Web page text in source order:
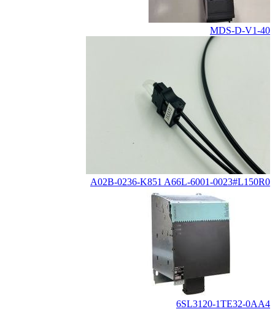
MDS-D-V1-40
A02B-0236-K851 A66L-6001-0023#L150R0
6SL3120-1TE32-0AA4